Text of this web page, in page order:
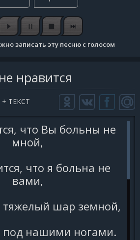
записать эту песню с голосом
нравится
+ ТЕКСТ
что Вы больны не
мной,
что я больна не
вами,
тяжелый шар земной,
под нашими ногами.